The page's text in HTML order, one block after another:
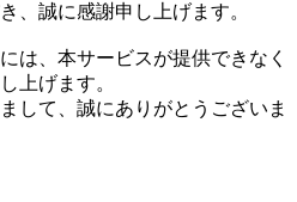
、誠に感謝申し上げます。
は、本サービスが提供できなく
上げます。
して、誠にありがとうございま